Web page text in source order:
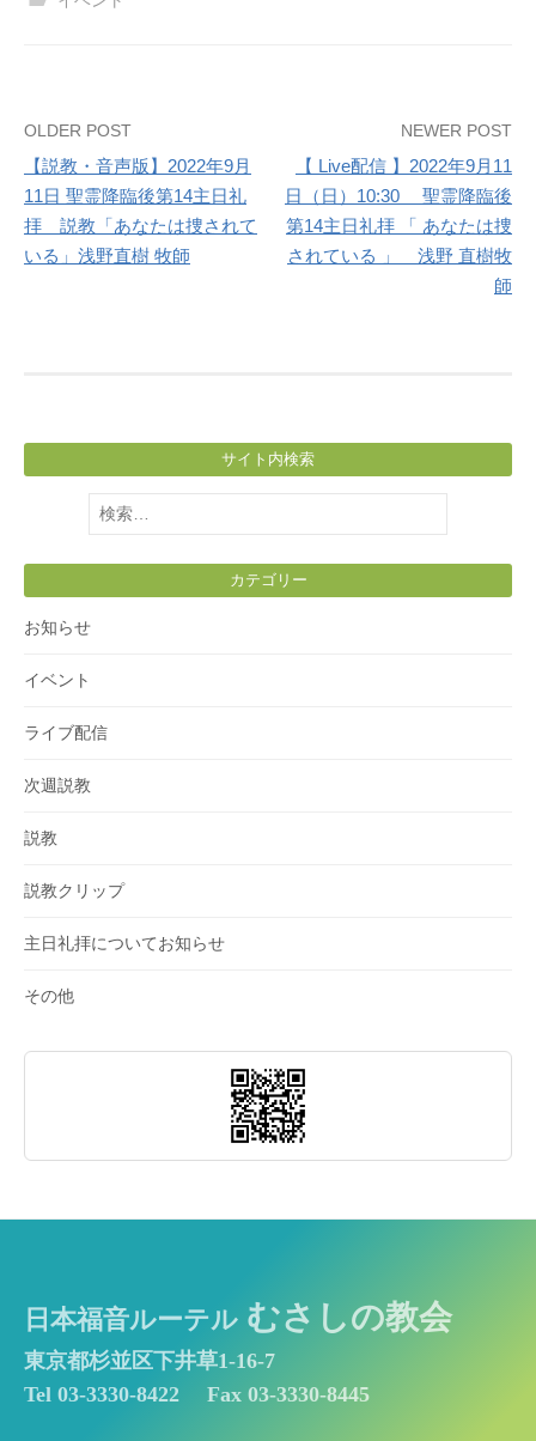
Post
navigation
OLDER POST
【説教・音声版】2022年9月
11日 聖霊降臨後第14主日礼
拝 説教「あなたは捜されて
いる」浅野直樹 牧師
NEWER POST
【 Live配信 】2022年9月11
日（日）10:30 聖霊降臨後
第14主日礼拝 「 あなたは捜
されている 」 浅野 直樹牧
師
サイト内検索
検
索:
カテゴリー
お知らせ
イベント
ライブ配信
次週説教
説教
説教クリップ
主日礼拝についてお知らせ
その他
日本福音ルーテル むさしの教会
東京都杉並区下井草1-16-7
Tel 03-3330-8422
Fax 03-3330-8445